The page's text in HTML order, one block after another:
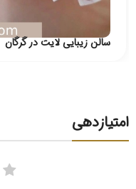
سالن زیبایی لایت در گرگان
امتیازدهی